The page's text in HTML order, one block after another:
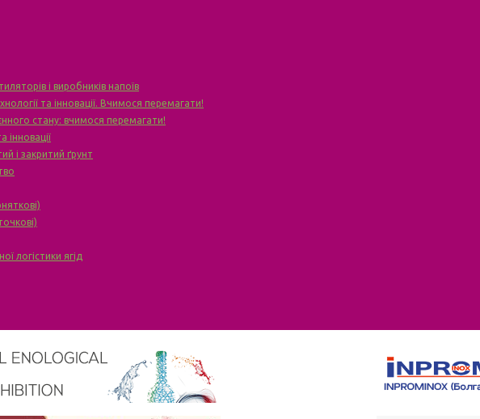
і виробників напоїв
та інновації. Вчимося перемагати!
стану: вчимося перемагати!
інновації
і закритий ґрунт
логістики ягід